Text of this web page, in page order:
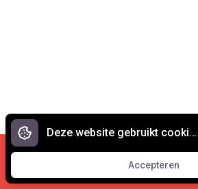
Cookies en privacy •
© 2007 - 2026
Deze website gebruikt cookies.
Accepteren
Accepteren